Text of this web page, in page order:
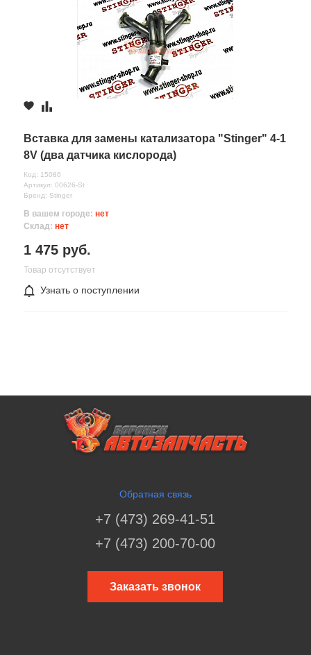
Вставка для замены катализатора "Stinger" 4-1
8V (два датчика кислорода)
Код: 15086
Артикул: 00626-St
Бренд: Stinger
В вашем городе: нет
Склад: нет
1 475 руб.
Товар отсутствует
Узнать о поступлении
Обратная связь
+7 (473) 269-41-51
+7 (473) 200-70-00
Заказать звонок